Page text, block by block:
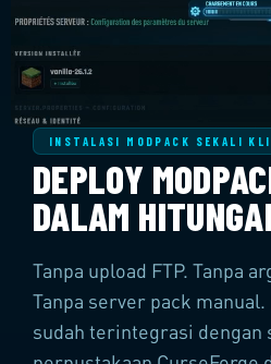
INSTALASI MODPACK SEKALI
DEPLOY
DALAM
Tanpa upload FTP. Tanpa
Tanpa server pack
sudah terintegrasi dengan